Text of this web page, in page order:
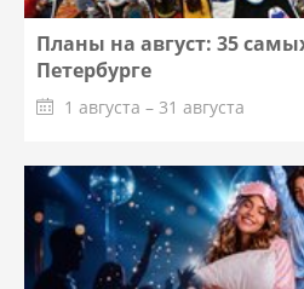
Планы на август: 35
Петербурге
1 августа – 31 августа